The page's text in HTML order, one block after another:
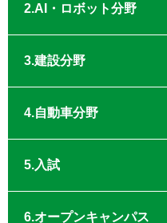
2.AI・ロボット分野
3.建設分野
4.自動車分野
5.入試
6.オープンキャンパス